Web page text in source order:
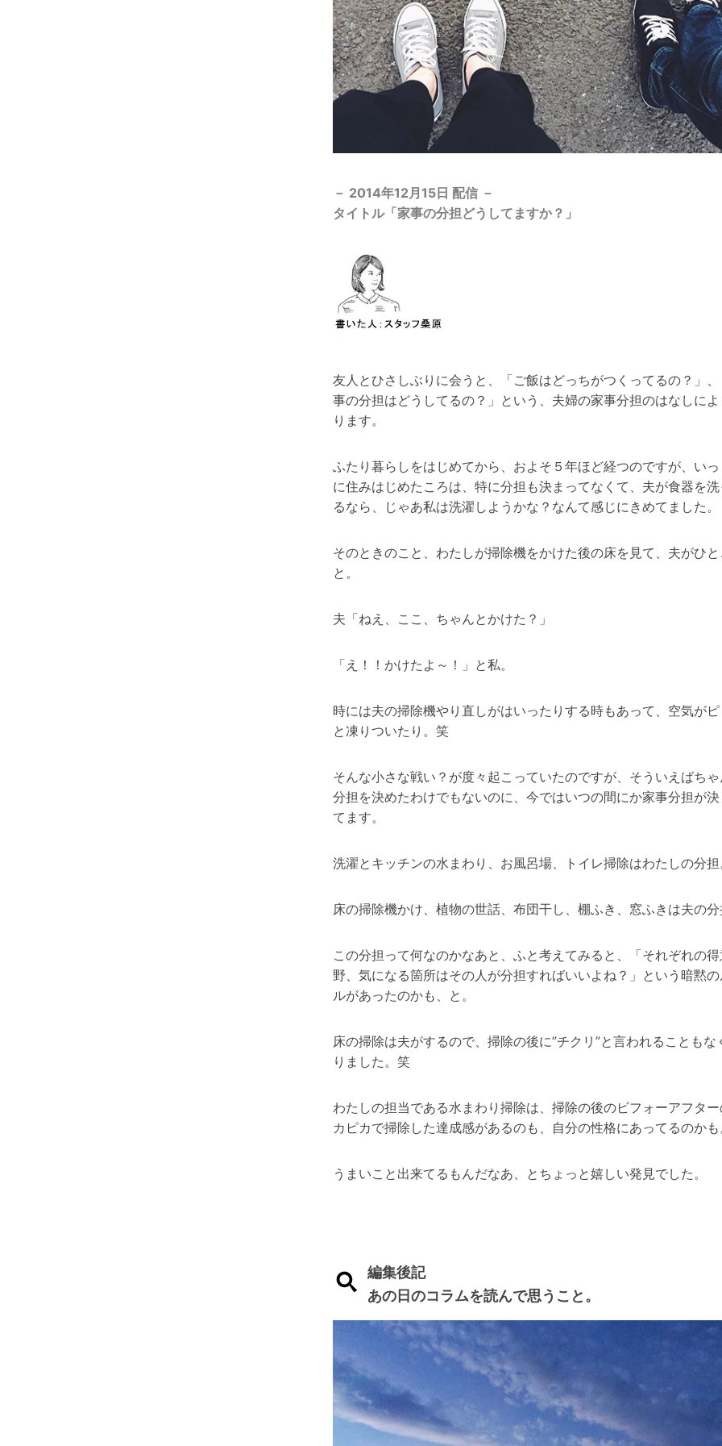
－ 2014年12月15日 配信 －
タイトル「家事の分担どうしてますか？」
友人とひさしぶりに会うと、「ご飯はどっちがつくってるの？」
事の分担はどうしてるの？」という、夫婦の家事分担のはなしに
ります。
ふたり暮らしをはじめてから、およそ５年ほど経つのですが、い
に住みはじめたころは、特に分担も決まってなくて、夫が食器を
るなら、じゃあ私は洗濯しようかな？なんて感じにきめてました。
そのときのこと、わたしが掃除機をかけた後の床を見て、夫がひ
と。
夫「ねえ、ここ、ちゃんとかけた？」
「え！！かけたよ～！」と私。
時には夫の掃除機やり直しがはいったりする時もあって、空気が
と凍りついたり。笑
そんな小さな戦い？が度々起こっていたのですが、そういえばち
分担を決めたわけでもないのに、今ではいつの間にか家事分担が
てます。
洗濯とキッチンの水まわり、お風呂場、トイレ掃除はわたしの分
床の掃除機かけ、植物の世話、布団干し、棚ふき、窓ふきは夫の
この分担って何なのかなあと、ふと考えてみると、「それぞれの
野、気になる箇所はその人が分担すればいいよね？」という暗黙
ルがあったのかも、と。
床の掃除は夫がするので、掃除の後に”チクリ”と言われることもな
りました。笑
わたしの担当である水まわり掃除は、掃除の後のビフォーアフタ
カピカで掃除した達成感があるのも、自分の性格にあってるのか
うまいこと出来てるもんだなあ、とちょっと嬉しい発見でした。
編集後記
あの日のコラムを読んで思うこと。